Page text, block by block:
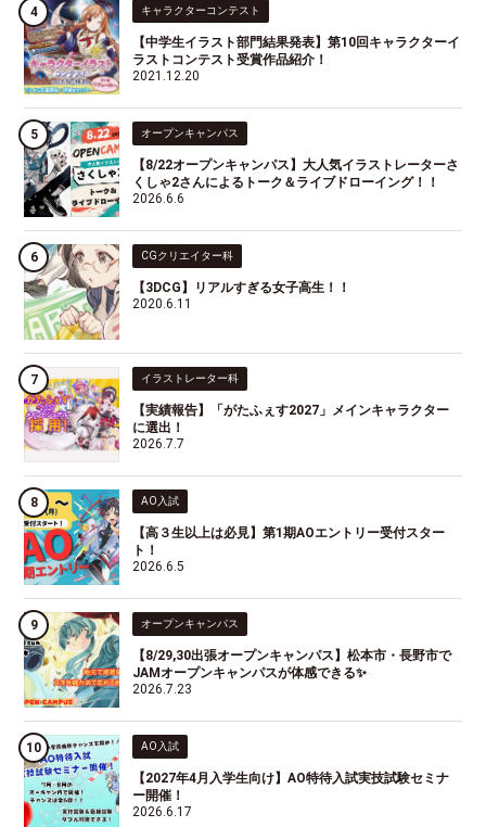
キャラクターコンテスト
【中学生イラスト部門結果発表】第10回キャラクターイ
ラストコンテスト受賞作品紹介！
2021.12.20
オープンキャンパス
【8/22オープンキャンパス】大人気イラストレーターさ
くしゃ2さんによるトーク＆ライブドローイング！！
2026.6.6
CGクリエイター科
【3DCG】リアルすぎる女子高生！！
2020.6.11
イラストレーター科
【実績報告】「がたふぇす2027」メインキャラクター
に選出！
2026.7.7
AO入試
【高３生以上は必見】第1期AOエントリー受付スター
ト！
2026.6.5
オープンキャンパス
【8/29,30出張オープンキャンパス】松本市・長野市で
JAMオープンキャンパスが体感できる✨
2026.7.23
AO入試
【2027年4月入学生向け】AO特待入試実技試験セミナ
ー開催！
2026.6.17